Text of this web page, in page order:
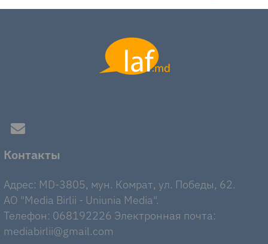
Контакты
Адрес: MD-3805, мун. Комрат, ул. Победы, 62.
AO "Media Birlii - Uniunia Media".
Телефон: 068192226 Электронная почта:
mediabirlii@gmail.com